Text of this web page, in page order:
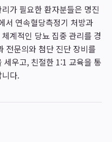
가 필요한 환자분들은 명진
서 연속혈당측정기 처방과
계적인 당뇨 집중 관리를 경
전문의와 첨단 진단 장비를
우고, 친절한 1:1 교육을 통
다.